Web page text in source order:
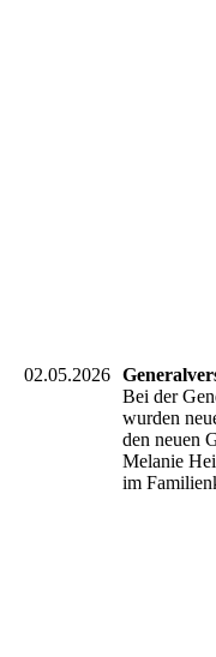
02.05.2026
Bei der
wurden
den neuen
Melanie
im